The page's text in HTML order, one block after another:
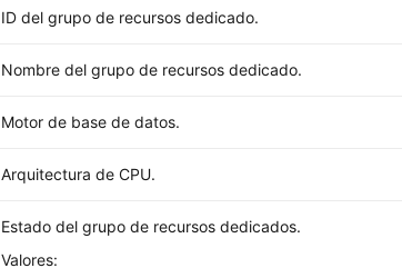
ID del grupo de recursos dedicado.
Nombre del grupo de recursos dedicado.
Motor de base de datos.
Arquitectura de CPU.
Estado del grupo de recursos dedicados.
Valores: